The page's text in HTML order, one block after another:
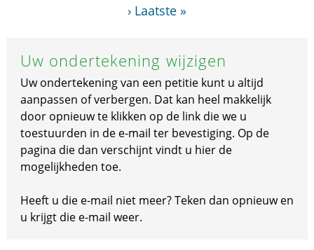
› Laatste »
Uw ondertekening wijzigen
Uw ondertekening van een petitie kunt u altijd
aanpassen of verbergen. Dat kan heel makkelijk
door opnieuw te klikken op de link die we u
toestuurden in de e-mail ter bevestiging. Op de
pagina die dan verschijnt vindt u hier de
mogelijkheden toe.
Heeft u die e-mail niet meer? Teken dan opnieuw en
u krijgt die e-mail weer.